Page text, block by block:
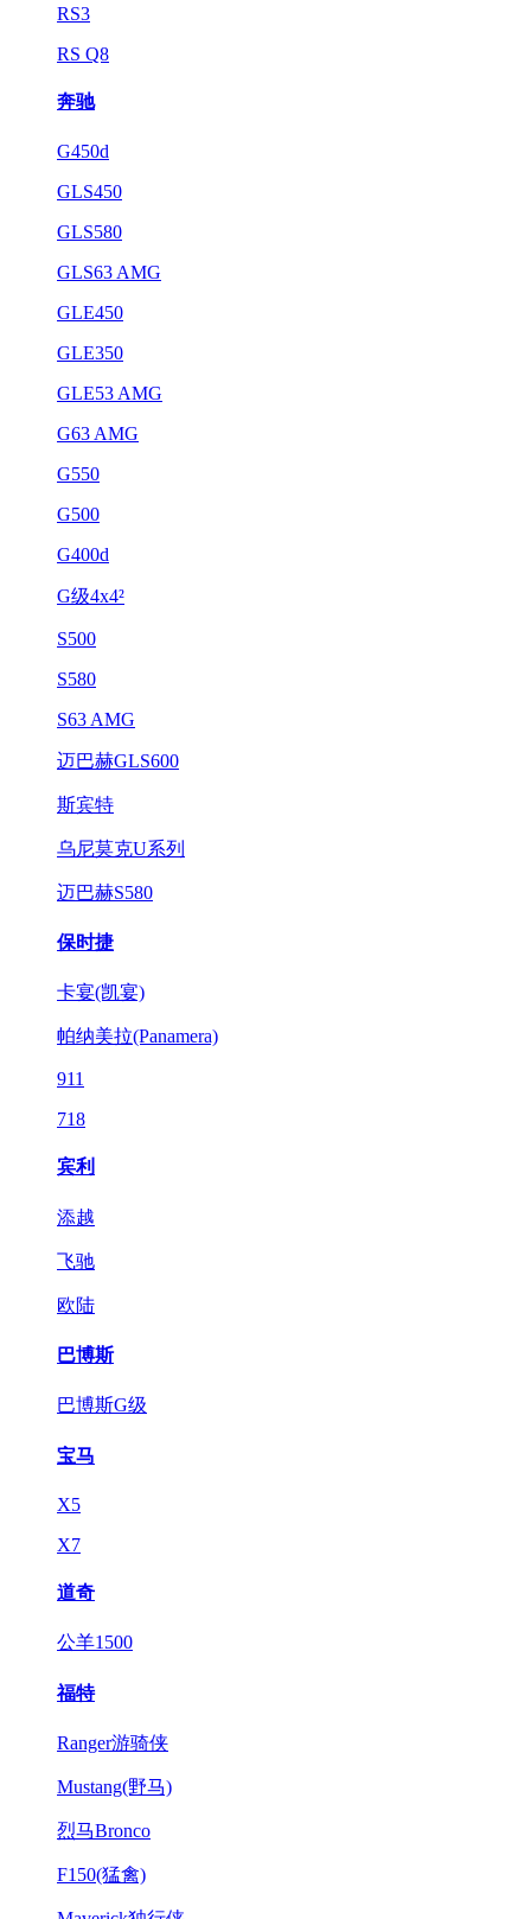
RS3
RS Q8
奔驰
G450d
GLS450
GLS580
GLS63 AMG
GLE450
GLE350
GLE53 AMG
G63 AMG
G550
G500
G400d
G级4x4²
S500
S580
S63 AMG
迈巴赫GLS600
斯宾特
乌尼莫克U系列
迈巴赫S580
保时捷
卡宴(凯宴)
帕纳美拉(Panamera)
911
718
宾利
添越
飞驰
欧陆
巴博斯
巴博斯G级
宝马
X5
X7
道奇
公羊1500
福特
Ranger游骑侠
Mustang(野马)
烈马Bronco
F150(猛禽)